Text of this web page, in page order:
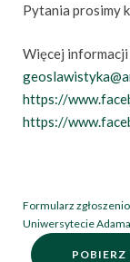
Pytania prosimy
Więcej informacji
https://
https://
Formularz
Uniwersytecie
POBIERZ